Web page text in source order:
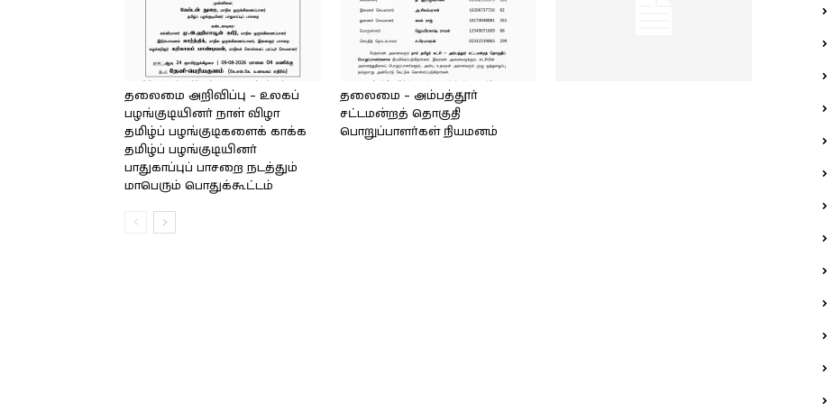
தலைமை அறிவிப்பு – உலகப்
பழங்குடியினர் நாள் விழா
தமிழ்ப் பழங்குடிகளைக் காக்க
தமிழ்ப் பழங்குடியினர்
பாதுகாப்புப் பாசறை நடத்தும்
மாபெரும் பொதுக்கூட்டம்
தலைமை – அம்பத்தூர்
சட்டமன்றத் தொகுதி
பொறுப்பாளர்கள் நியமனம்